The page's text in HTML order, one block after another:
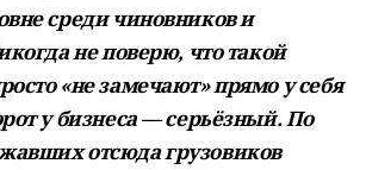
среди чиновников и
не поверю, что такой
«не замечают» прямо у себя
у бизнеса — серьёзный. По
отсюда грузовиков